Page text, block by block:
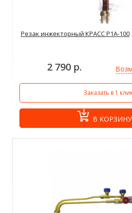
Резак инжекторный КРАСС Р1А-100
2 790 р.
Заказать в 1
В КОРЗИНУ